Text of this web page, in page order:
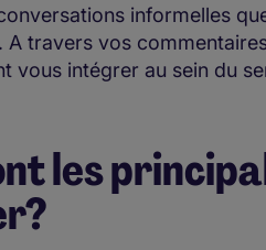
informelles
A travers vos
vous intégrer au sein du
les